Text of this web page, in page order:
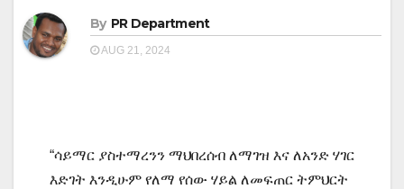
By PR Department
AUG 21, 2024
“ሳይማር ያስተማረንን ማህበረሰብ ለማገዝ እና ለአንድ ሃገር
እድገት እንዲሁም የለማ የሰው ሃይል ለመፍጠር ትምህርት